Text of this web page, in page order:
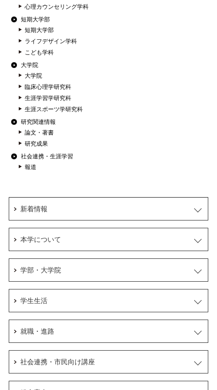
心理カウンセリング学科
短期大学部
短期大学部
ライフデザイン学科
こども学科
大学院
大学院
臨床心理学研究科
生涯学習学研究科
生涯スポーツ学研究科
研究関連情報
論文・著書
研究成果
社会連携・生涯学習
報道
新着情報
本学について
学部・大学院
学生生活
就職・進路
社会連携・市民向け講座